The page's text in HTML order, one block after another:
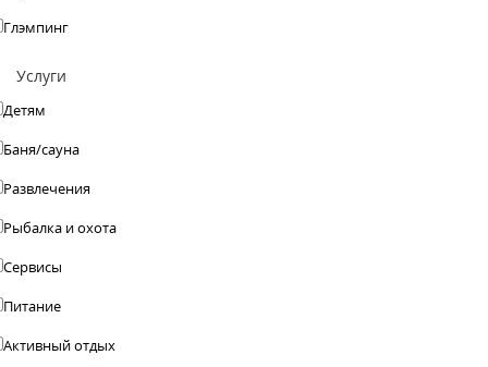
Глэмпинг
Услуги
Детям
Баня/сауна
Развлечения
Рыбалка и охота
Сервисы
Питание
Активный отдых